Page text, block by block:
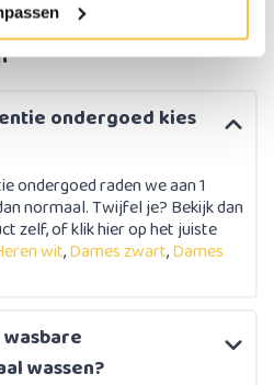
ondergoed kies
ondergoed raden we aan 1
normaal. Twijfel je? Bekijk dan
zelf, of klik hier op het juiste
wit,Dames zwart,Dames
wassen?